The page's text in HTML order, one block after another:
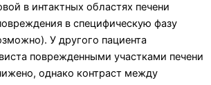
в интактных областях пе­чени
в специфическую фазу
У другого пациента
поврежденными участками печени
однако контраст между